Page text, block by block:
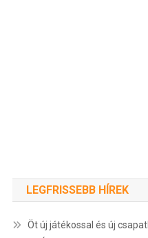
LEGFRISSEBB HÍREK
Öt új játékossal és új